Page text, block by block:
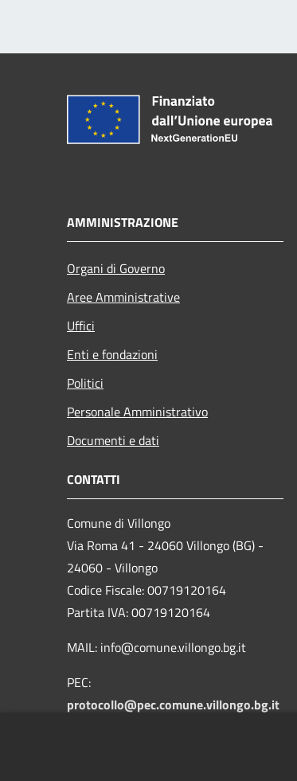
AMMINISTRAZIONE
Organi di Governo
Aree Amministrative
Uffici
Enti e fondazioni
Politici
Personale Amministrativo
Documenti e dati
CONTATTI
Comune di Villongo
Via Roma 41 - 24060 Villongo (BG) -
24060 - Villongo
Codice Fiscale: 00719120164
Partita IVA: 00719120164
MAIL: info@comune.villongo.bg.it
PEC:
protocollo@pec.comune.villongo.bg.it